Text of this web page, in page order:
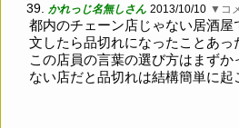
39. かれっじ名無しさん 2013/10/10 ▼コ
都内のチェーン店じゃない居酒
文したら品切れになったことあっ
この店員の言葉の選び方はまず
ない店だと品切れは結構簡単に起